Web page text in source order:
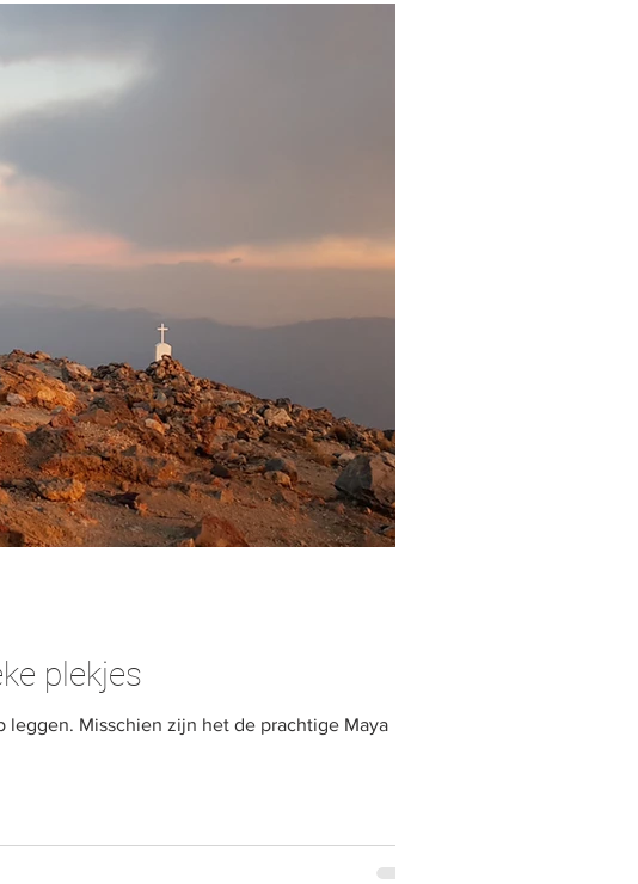
plekjes
leggen. Misschien zijn het de prachtige Maya